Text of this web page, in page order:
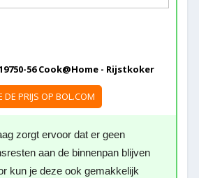
56 Cook@Home - Rijstkoker
DE PRIJS OP BOL.COM
zorgt ervoor dat er geen
aan de binnenpan blijven
kun je deze ook gemakkelijk